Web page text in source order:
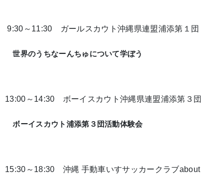
9:30～11:30 ガールスカウト沖縄県連盟浦添第１団
世界のうちなーんちゅについて学ぼう
13:00～14:30 ボーイスカウト沖縄県連盟浦添第３団
ボーイスカウト浦添第３団活動体験会
15:30～18:30 沖縄 手動車いすサッカークラブabout